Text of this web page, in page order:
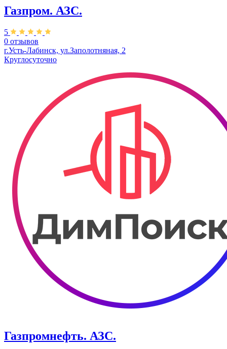
Газпром. АЗС.
5
0 отзывов
г.Усть-Лабинск, ​ул.Заполотняная, 2​
Круглосуточно
Газпромнефть. АЗС.